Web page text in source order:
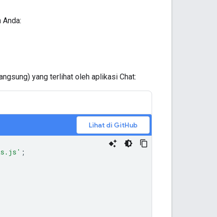
Anda:
yang terlihat oleh aplikasi Chat:
Lihat di GitHub
;